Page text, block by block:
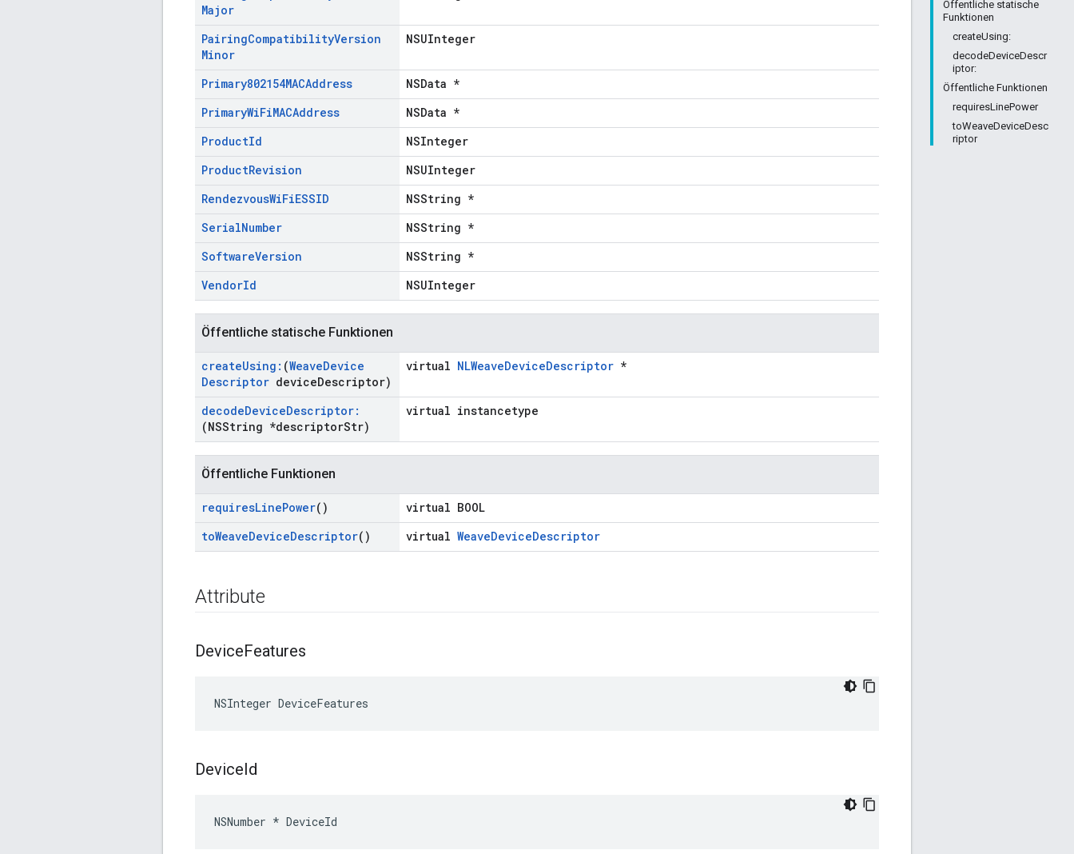
Öffentliche statische
Funktionen
createUsing:
decodeDeviceDescr
iptor:
Öffentliche Funktionen
requiresLinePower
toWeaveDeviceDesc
riptor
Major
PairingCompatibilityVersion
Minor
NSUInteger
Primary802154MACAddress
NSData *
PrimaryWiFiMACAddress
NSData *
ProductId
NSInteger
ProductRevision
NSUInteger
RendezvousWiFiESSID
NSString *
SerialNumber
NSString *
SoftwareVersion
NSString *
VendorId NSUInteger
Öffentliche statische Funktionen
createUsing: (WeaveDevice
Descriptor deviceDescriptor)
virtual NLWeaveDeviceDescriptor *
decodeDeviceDescriptor:
(NSString *descriptorStr)
virtual instancetype
Öffentliche Funktionen
requiresLinePower()
virtual BOOL
toWeaveDeviceDescriptor() virtual WeaveDeviceDescriptor
Attribute
DeviceFeatures
NSInteger DeviceFeatures
DeviceId
NSNumber * DeviceId